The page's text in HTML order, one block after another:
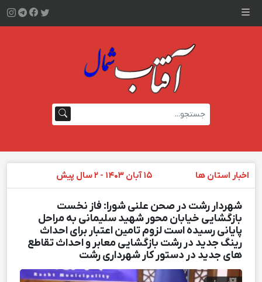
اخبار استان ها ۱۵ آبان ۱۴۰۳ - ۲ سال پیش
شهردار رشت در صحن علنی شورا: فاز نخست
بازگشایی خیابان محور شهید سلیمانی به مراحل
پایانی رسیده است لزوم تامین اعتبار برای احداث
رینگ جدید در رشت بازگشایی معابر و احداث تقاطع
های جدید در دستور کار شهرداری رشت